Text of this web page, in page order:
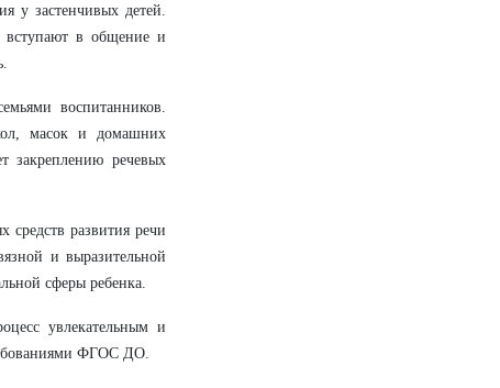
у застенчивых детей.
вступают в общение и
воспитанников.
масок и домашних
закреплению речевых
средств развития речи
и выразительной
сферы ребенка.
увлекательным и
ФГОС ДО.